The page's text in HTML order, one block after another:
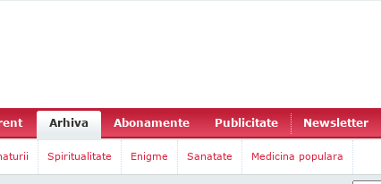
Arhiva Abonamente Publicitate Newsletter
Spiritualitate Enigme Sanatate Medicina populara